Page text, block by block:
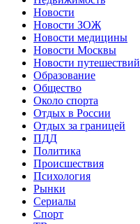
Новости
Новости ЗОЖ
Новости медицины
Новости Москвы
Новости путешествий
Образование
Общество
Около спорта
Отдых в России
Отдых за границей
ПДД
Политика
Происшествия
Психология
Рынки
Сериалы
Спорт